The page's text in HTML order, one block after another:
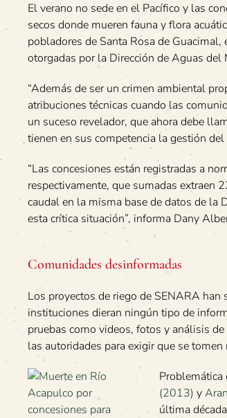
El verano no sede en el Pacífico y las
secos donde mueren fauna y flora
pobladores de Santa Rosa de
otorgadas por la Dirección de Aguas del
“Además de ser un crimen ambiental
atribuciones técnicas cuando las
un suceso revelador, que ahora debe
tienen en sus competencia la gestión
“Las concesiones están registradas a
respectivamente, que sumadas extraen
caudal en la misma base de datos de la
esta crítica situación”, informa Dany
Comunidades desinformadas
Los proyectos de riego de SENARA
instituciones dieran ningún tipo de
pruebas como videos, fotos y análisis
las autoridades para exigir que se
Problemática
(2013) y
última